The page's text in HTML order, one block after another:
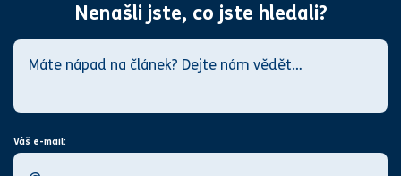
Nenašli jste, co jste hledali?
Váš e-mail: